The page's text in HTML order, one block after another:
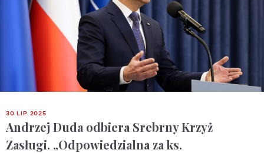
30 LIP 2025
Andrzej Duda odbiera Srebrny Krzyż
Zasługi. „Odpowiedzialna za ks.